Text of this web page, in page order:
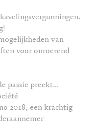
van
voor onroerend
passie preekt...
2018, een krachtig